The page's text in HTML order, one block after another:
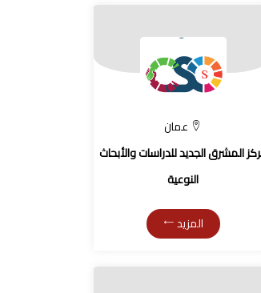
عمان
المشرق الجديد للدراسات والأبحاث
النوعية
المزيد